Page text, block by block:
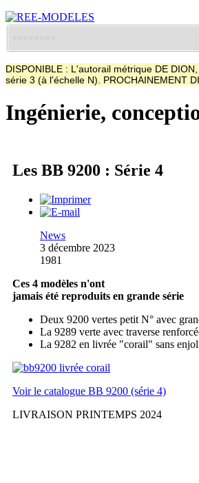
DISPONIBLE : L'autorail métrique DE
série 3 (à l'échelle N). PROCHAINEMENT
Ingénierie,
Les BB 9200 : Série 4
News
3 décembre 2023
1981
Ces 4 modèles n'ont
jamais été reproduits en grande série
Deux 9200 vertes petit N° avec
La 9289 verte avec traverse
La 9282 en livrée "corail" sans
Voir le catalogue BB 9200 (série 4)
LIVRAISON PRINTEMPS 2024